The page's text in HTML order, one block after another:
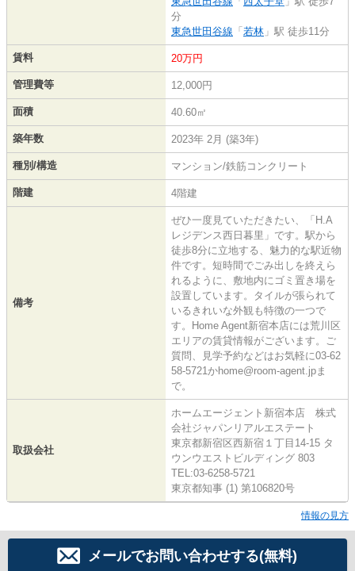
分
東急世田谷線 「 若林 」駅 徒歩11分
賃料 20万円
管理費等 12,000円
面積 40.60㎡
築年数 2023年 2月 (築3年)
種別/構造 マンション/鉄筋コンクリート
階建 4階建
備考
ぜひ一度見ていただきたい、「H.A
レジデンス西日暮里」です。駅から
徒歩8分に立地する、魅力的な駅近物
件です。短時間でごみ出しを終えら
れるように、敷地内にゴミ置き場を
設置しています。タイルが張られて
いるきれいな外観も特徴の一つで
す。Home Agent新宿本店には荒川区
エリアの賃貸情報がございます。ご
質問、見学予約などはお気軽に03-62
58-5721かhome@room-agent.jpま
で。
取扱会社
ホームエージェント新宿本店 株式
会社ジャパンリアルエステート
東京都新宿区西新宿１丁目14-15 タ
ウンウエストビルディング 803
TEL:03-6258-5721
東京都知事 (1) 第106820号
情報の見方
メールでお問い合わせする(無料)